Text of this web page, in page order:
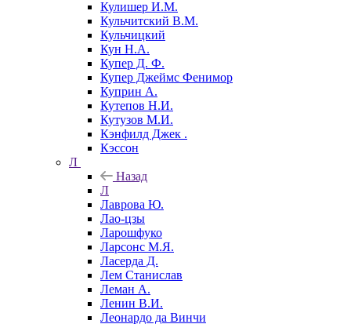
Кулишер И.М.
Кульчитский В.М.
Кульчицкий
Кун Н.А.
Купер Д. Ф.
Купер Джеймс Фенимор
Куприн А.
Кутепов Н.И.
Кутузов М.И.
Кэнфилд Джек .
Кэссон
Л
Назад
Л
Лаврова Ю.
Лао-цзы
Ларошфуко
Ларсонс М.Я.
Ласерда Д.
Лем Станислав
Леман А.
Ленин В.И.
Леонардо да Винчи